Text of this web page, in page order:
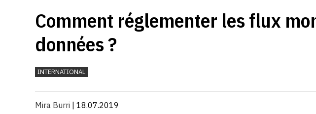
Comment réglementer les flux
données ?
INTERNATIONAL
Mira Burri | 18.07.2019